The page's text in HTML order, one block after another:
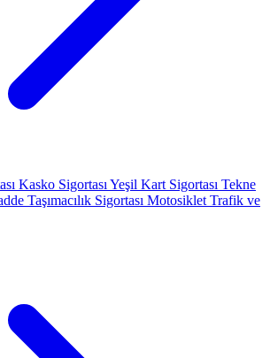
Kasko Sigortası Yeşil Kart Sigortası Tekne
Taşımacılık Sigortası Motosiklet Trafik ve